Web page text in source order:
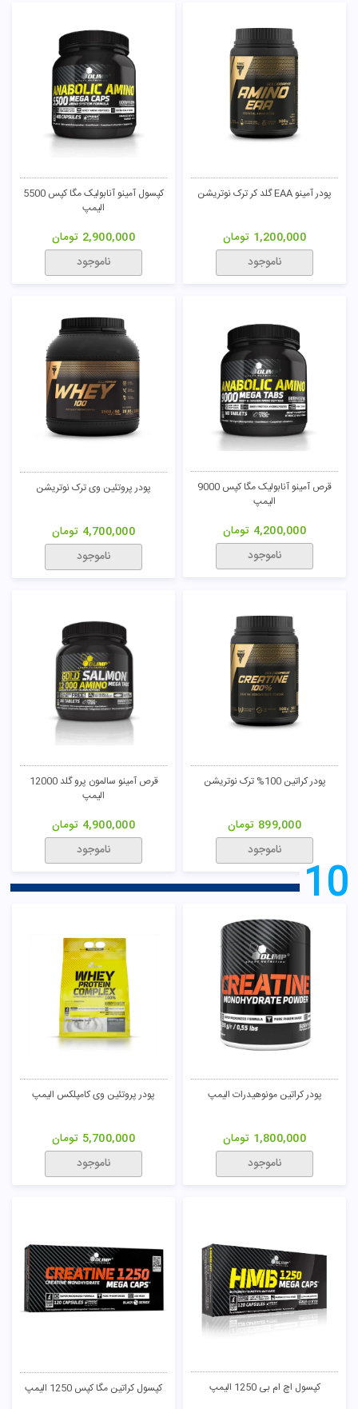
پودر آمینو EAA گلد کر ترک نوتریشن
1,200,000 تومان
ناموجود
کپسول آمینو آنابولیک مگا کپس 5500
الیمپ
2,900,000 تومان
ناموجود
قرص آمینو آنابولیک مگا کپس 9000
الیمپ
4,200,000 تومان
ناموجود
پودر پروتئین وی ترک نوتریشن
4,700,000 تومان
ناموجود
پودر کراتین 100% ترک نوتریشن
899,000 تومان
ناموجود
قرص آمینو سالمون پرو گلد 12000
الیمپ
4,900,000 تومان
ناموجود
10
پودر کراتین مونوهیدرات الیمپ
1,800,000 تومان
ناموجود
پودر پروتئین وی کامپلکس الیمپ
5,700,000 تومان
ناموجود
کپسول اچ ام بی 1250 الیمپ کپسول کراتین مگا کپس 1250 الیمپ